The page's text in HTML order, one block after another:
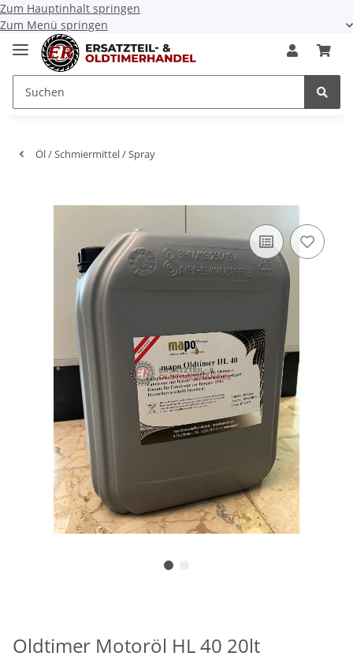
Zum Hauptinhalt springen
Zum Menü springen
Öl / Schmiermittel / Spray
Oldtimer Motoröl HL 40 20lt